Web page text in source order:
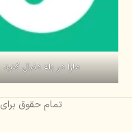
مارا در بله دنبال کنید
تمام حقوق برای